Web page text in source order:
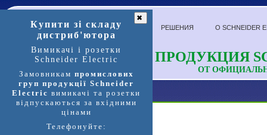
ПРОДУКЦИЯ
ОТ
РЕШЕНИЯ О SCHNEIDER
Купити зі складу
дистриб'ютора
Вимикачі і розетки
Schneider Electric
Замовникам промислових
груп продукції Schneider
Electric вимикачі та розетки
відпускаються за вхідними
цінами
Телефонуйте:
✖